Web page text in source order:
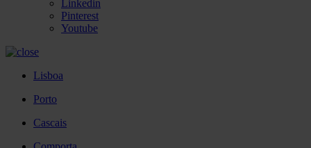
Linkedin
Pinterest
Youtube
Lisboa
Porto
Cascais